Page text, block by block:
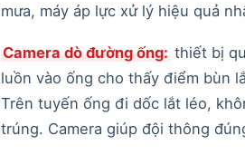
mưa, máy áp lực xử lý hiệu quả
Camera dò đường ống: thiết bị
luồn vào ống cho thấy điểm bùn
Trên tuyến ống đi dốc lắt léo,
trúng. Camera giúp đội thông